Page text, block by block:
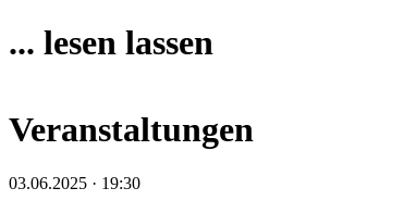
... lesen lassen
Veranstaltungen
03.06.2025 · 19:30